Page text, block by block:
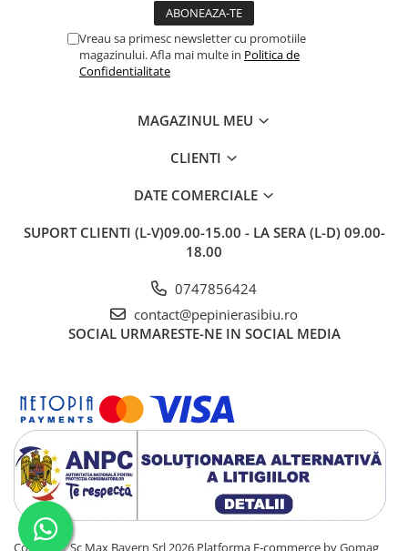
Vreau sa primesc newsletter cu promotiile
magazinului. Afla mai multe in Politica de
Confidentialitate
MAGAZINUL MEU
CLIENTI
DATE COMERCIALE
SUPORT CLIENTI (L-V)09.00-15.00 - LA SERA (L-D) 09.00-
18.00
0747856424
contact@pepinierasibiu.ro
SOCIAL URMARESTE-NE IN SOCIAL MEDIA
Copyright Sc Max Bayern Srl 2026 Platforma E-commerce by Gomag